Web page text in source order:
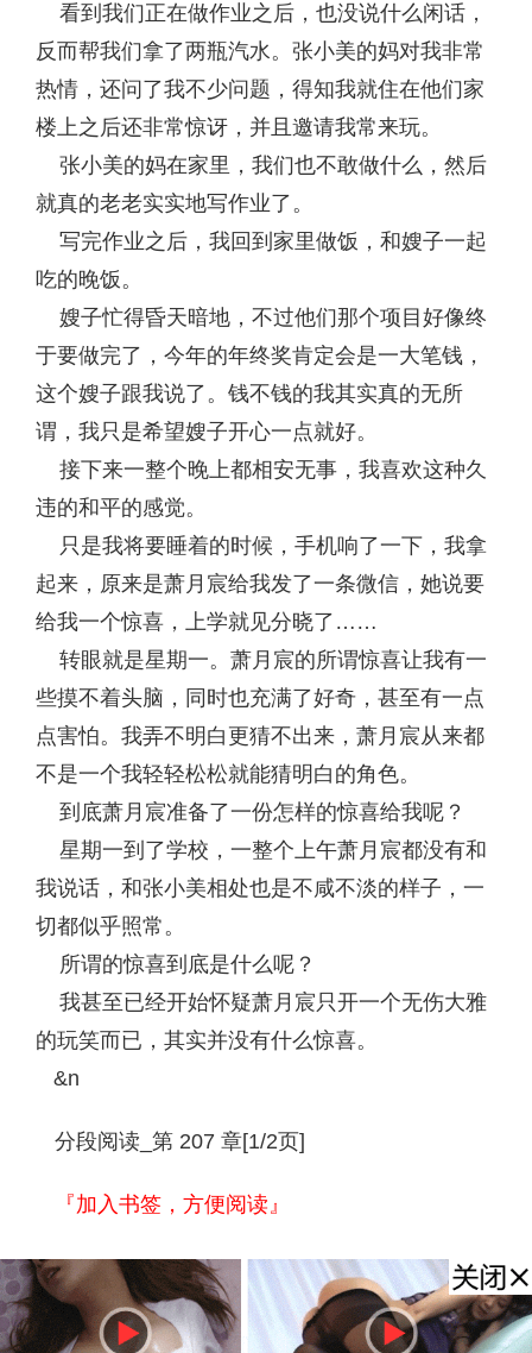
看到我们正在做作业之后，也没说什么闲话，
反而帮我们拿了两瓶汽水。张小美的妈对我非常
热情，还问了我不少问题，得知我就住在他们家
楼上之后还非常惊讶，并且邀请我常来玩。
张小美的妈在家里，我们也不敢做什么，然后
就真的老老实实地写作业了。
写完作业之后，我回到家里做饭，和嫂子一起
吃的晚饭。
嫂子忙得昏天暗地，不过他们那个项目好像终
于要做完了，今年的年终奖肯定会是一大笔钱，
这个嫂子跟我说了。钱不钱的我其实真的无所
谓，我只是希望嫂子开心一点就好。
接下来一整个晚上都相安无事，我喜欢这种久
违的和平的感觉。
只是我将要睡着的时候，手机响了一下，我拿
起来，原来是萧月宸给我发了一条微信，她说要
给我一个惊喜，上学就见分晓了……
转眼就是星期一。萧月宸的所谓惊喜让我有一
些摸不着头脑，同时也充满了好奇，甚至有一点
点害怕。我弄不明白更猜不出来，萧月宸从来都
不是一个我轻轻松松就能猜明白的角色。
到底萧月宸准备了一份怎样的惊喜给我呢？
星期一到了学校，一整个上午萧月宸都没有和
我说话，和张小美相处也是不咸不淡的样子，一
切都似乎照常。
所谓的惊喜到底是什么呢？
我甚至已经开始怀疑萧月宸只开一个无伤大雅
的玩笑而已，其实并没有什么惊喜。
&n
分段阅读_第 207 章[1/2页]
『加入书签，方便阅读』